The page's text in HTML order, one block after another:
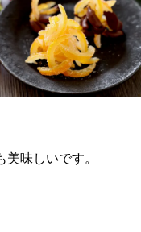
味しいです。